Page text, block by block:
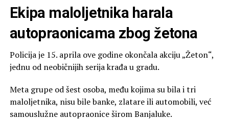
Ekipa maloljetnika harala
autopraonicama zbog žetona
Policija je 15. aprila ove godine okončala akciju „Žeton“,
jednu od neobičnijih serija krađa u gradu.
Meta grupe od šest osoba, među kojima su bila i tri
maloljetnika, nisu bile banke, zlatare ili automobili, već
samouslužne autopraonice širom Banjaluke.